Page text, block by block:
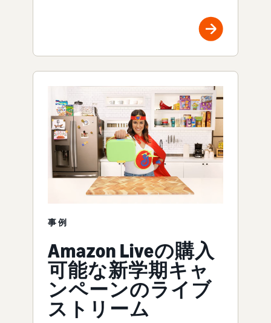
事例
Amazon Liveの購入
可能な新学期キャ
ンペーンのライブ
ストリーム